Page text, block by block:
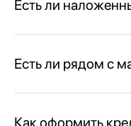
Есть ли
Есть ли рядом с
Как оформить